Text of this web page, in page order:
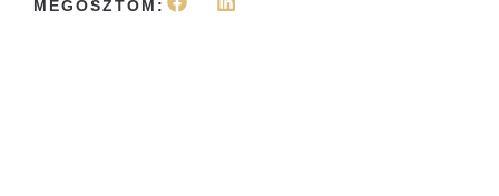
MEGOSZTOM: